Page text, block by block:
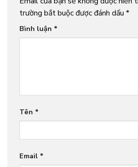
trường bắt buộc được đánh dấu *
Bình luận *
Tên *
Email *